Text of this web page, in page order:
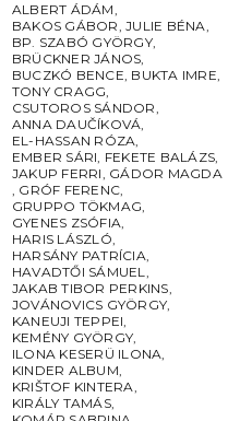
ALBERT ÁDÁM,
BAKOS GÁBOR,JULIE BÉNA,
BP. SZABÓ GYÖRGY,
BRÜCKNER JÁNOS,
BUCZKÓ BENCE, BUKTA IMRE,
TONY CRAGG,
CSUTOROS SÁNDOR,
ANNA DAUČÍKOVÁ,
EL-HASSAN RÓZA,
EMBER SÁRI, FEKETE BALÁZS,
JAKUP FERRI, GÁDOR MAGDA
, GRÓF FERENC,
GRUPPO TÖKMAG,
GYENES ZSÓFIA,
HARIS LÁSZLÓ,
HARSÁNY PATRÍCIA,
HAVADTŐI SÁMUEL,
JAKAB TIBOR PERKINS,
JOVÁNOVICS GYÖRGY,
KANEUJI TEPPEI,
KEMÉNY GYÖRGY,
ILONA KESERÜ ILONA,
KINDER ALBUM,
KRIŠTOF KINTERA,
KIRÁLY TAMÁS,